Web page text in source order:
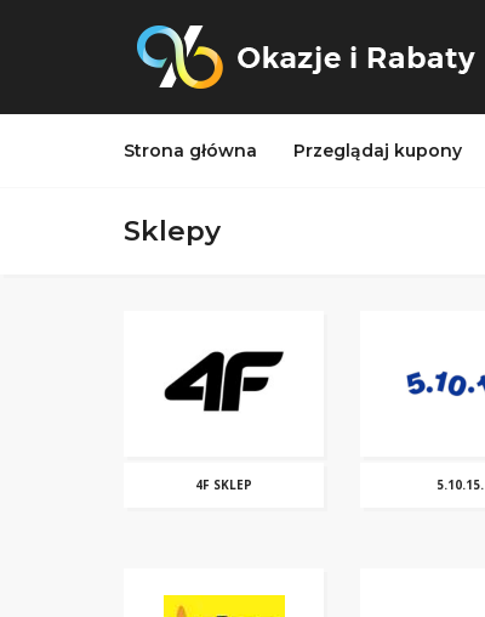
Strona główna Przeglądaj kupony
Sklepy
4F SKLEP 5.10.15.